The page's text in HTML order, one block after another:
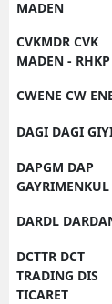
MADEN
CVKMDR CVK
MADEN - RHKP
CWENE CW
DAGI DAGI
DAPGM DAP
GAYRIMENKUL
DARDL
DCTTR DCT
TRADING DIS
TICARET